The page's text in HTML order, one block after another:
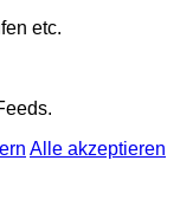
etc.
Alle akzeptieren